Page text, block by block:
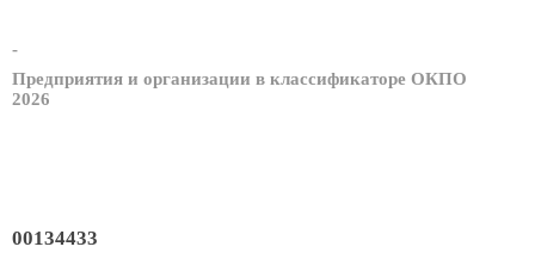
-
Предприятия и организации в классификаторе ОКПО
2026
00134433